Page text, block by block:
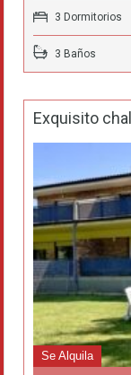
3 Dormitorios
3 Baños
Exquisito
Se Alquila